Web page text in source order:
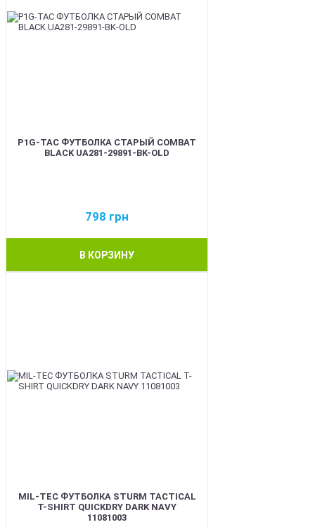
P1G-TAC ФУТБОЛКА СТАРЫЙ COMBAT
BLACK UA281-29891-BK-OLD
798 грн
В КОРЗИНУ
MIL-TEC ФУТБОЛКА STURM TACTICAL
T-SHIRT QUICKDRY DARK NAVY
11081003